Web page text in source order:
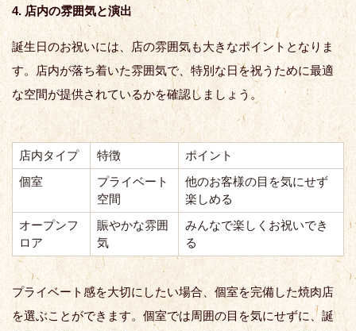
4. 店内の雰囲気と演出
誕生日のお祝いには、店の雰囲気も大きなポイントとなりま
す。店内が落ち着いた雰囲気で、特別な日を祝うために最適
な空間が提供されているかを確認しましょう。
店内タイプ 特徴
ポイント
個室
プライベート
空間
他のお客様の目を気にせず
楽しめる
オープンフ
ロア
賑やかな雰囲
気
みんなで楽しくお祝いでき
る
プライベート感を大切にしたい場合、個室を完備した焼肉店
を選ぶことができます。個室では周囲の目を気にせずに、誕